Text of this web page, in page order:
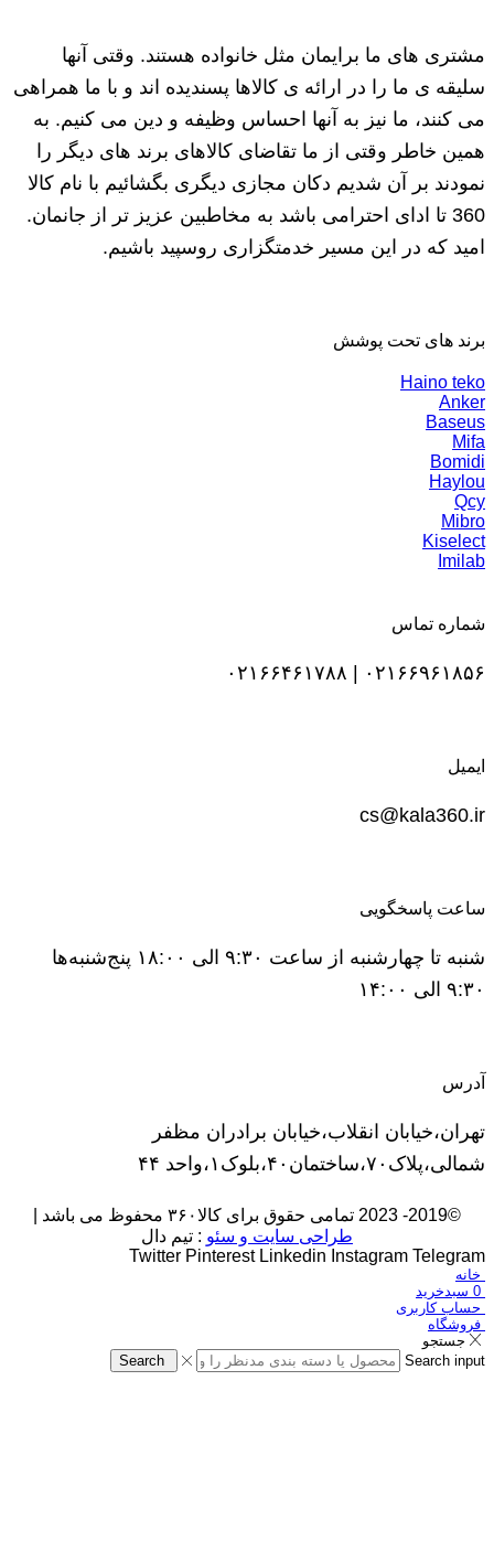
مشتری های ما برایمان مثل خانواده هستند. وقتی آنها
سلیقه ی ما را در ارائه ی کالاها پسندیده اند و با ما همراهی
می کنند، ما نیز به آنها احساس وظیفه و دین می کنیم. به
همین خاطر وقتی از ما تقاضای کالاهای برند های دیگر را
نمودند بر آن شدیم دکان مجازی دیگری بگشائیم با نام کالا
360 تا ادای احترامی باشد به مخاطبین عزیز تر از جانمان.
امید که در این مسیر خدمتگزاری روسپید باشیم.
برند های تحت پوشش
Haino teko
Anker
Baseus
Mifa
Bomidi
Haylou
Qcy
Mibro
Kiselect
Imilab
شماره تماس
۰۲۱۶۶۹۶۱۸۵۶ | ۰۲۱۶۶۴۶۱۷۸۸
ایمیل
cs@kala360.ir
ساعت پاسخگویی
شنبه تا چهارشنبه از ساعت ۹:۳۰ الی ۱۸:۰۰ پنج‌شنبه‌ها
۹:۳۰ الی ۱۴:۰۰
آدرس
تهران،خیابان انقلاب،خیابان برادران مظفر
شمالی،پلاک۷۰،ساختمان۴۰،بلوک۱،واحد ۴۴
©2019- 2023 تمامی حقوق برای کالا۳۶۰ محفوظ می باشد |
طراحی سایت و سئو : تیم دال
Twitter Pinterest Linkedin Instagram Telegram
خانه
0 سبدخرید
حساب کاربری
فروشگاه
جستجو
Search input
Search